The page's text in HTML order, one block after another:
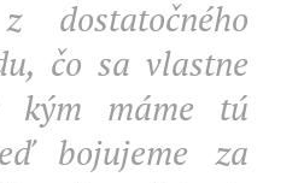
dostatočného
čo sa vlastne
kým máme tú
bojujeme za